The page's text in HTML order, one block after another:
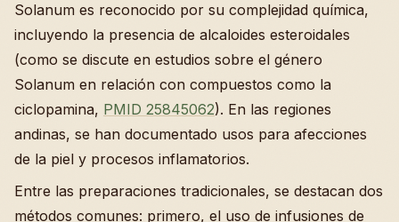
Solanum es reconocido por su complejidad química,
incluyendo la presencia de alcaloides esteroidales
(como se discute en estudios sobre el género
Solanum en relación con compuestos como la
ciclopamina, PMID 25845062). En las regiones
andinas, se han documentado usos para afecciones
de la piel y procesos inflamatorios.
Entre las preparaciones tradicionales, se destacan dos
métodos comunes: primero, el uso de infusiones de